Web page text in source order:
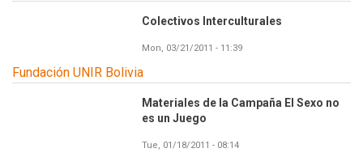
Colectivos Interculturales
Mon, 03/21/2011 - 11:39
Fundación UNIR Bolivia
Materiales de la Campaña El Sexo no
es un Juego
Tue, 01/18/2011 - 08:14